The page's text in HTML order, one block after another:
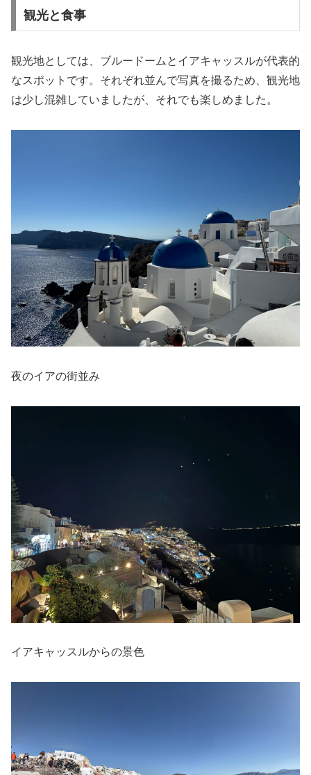
観光と食事
観光地としては、ブルードームとイアキャッスルが代表的
なスポットです。それぞれ並んで写真を撮るため、観光地
は少し混雑していましたが、それでも楽しめました。
夜のイアの街並み
イアキャッスルからの景色